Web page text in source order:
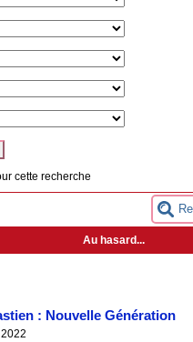
cette recherche
Au hasard...
: Nouvelle Génération